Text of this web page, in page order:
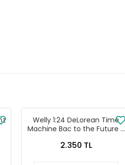
Welly 1:24 DeLorean Time
Machine Bac to the Future 3
2.350 TL